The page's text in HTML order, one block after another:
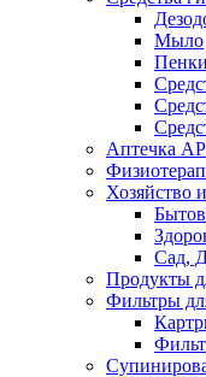
Мыло
Пенки
Аптечка
Хозяйство
Сад,
Продукты
Фильтры